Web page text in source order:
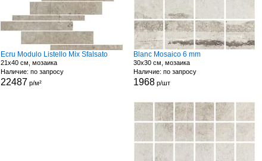
Ecru Modulo Listello Mix Sfalsato
21x40 см, мозаика
Наличие: по запросу
22487 р/м²
Blanc Mosaico 6 mm
30x30 см, мозаика
Наличие: по запросу
1968 р/шт